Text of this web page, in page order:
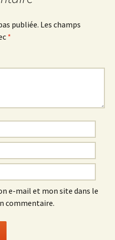
publiée. Les champs
*
e-mail et mon site dans le
commentaire.